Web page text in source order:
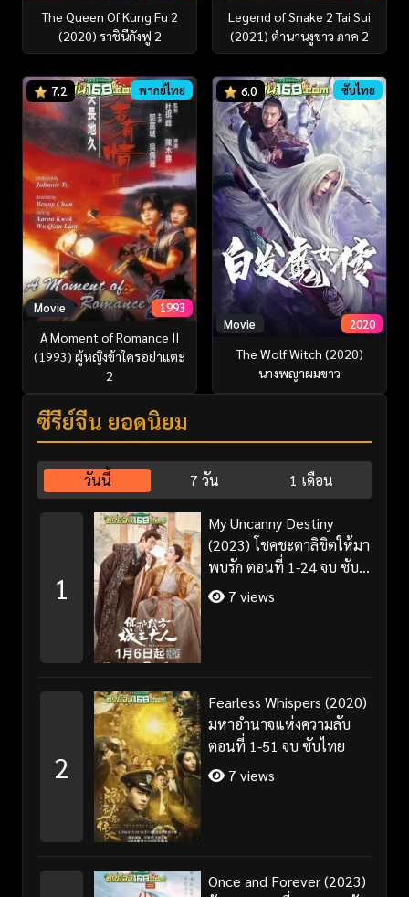
The Queen Of Kung Fu 2
(2020) ราชินีกังฟู 2
Legend of Snake 2 Tai Sui
(2021) ตำนานงูขาว ภาค 2
7.2 พากย์ไทย
Movie 1993
A Moment of Romance II
(1993) ผู้หญิงข้าใครอย่าแตะ
2
6.0 ซับไทย
Movie 2020
The Wolf Witch (2020)
นางพญาผมขาว
ซีรี่ย์จีน ยอดนิยม
วันนี้ 7 วัน 1 เดือน
1
My Uncanny Destiny
(2023) โชคชะตาลิขิตให้มา
พบรัก ตอนที่ 1-24 จบ ซับ
ไทย/พากย์ไทย
7 views
2
Fearless Whispers (2020)
มหาอำนาจแห่งความลับ
ตอนที่ 1-51 จบ ซับไทย
7 views
Once and Forever (2023)